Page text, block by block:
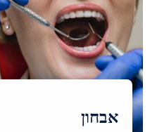
אבחון